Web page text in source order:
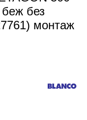
беж без
монтаж